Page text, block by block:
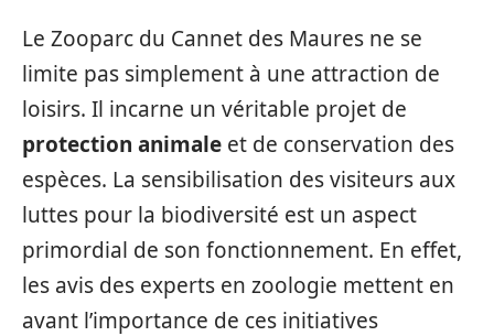
Le Zooparc du Cannet des Maures ne se
limite pas simplement à une attraction de
loisirs. Il incarne un véritable projet de
protection animale et de conservation des
espèces. La sensibilisation des visiteurs aux
luttes pour la biodiversité est un aspect
primordial de son fonctionnement. En effet,
les avis des experts en zoologie mettent en
avant l’importance de ces initiatives